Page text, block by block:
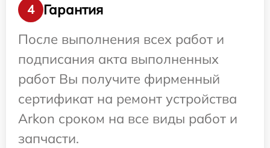
4
Гарантия
После выполнения всех работ и
подписания акта выполненных
работ Вы получите фирменный
сертификат на ремонт устройства
Arkon сроком на все виды работ и
запчасти.